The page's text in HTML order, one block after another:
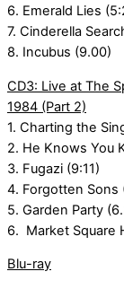
6. Emerald Lies
7. Cinderella
8. Incubus (9.00)
CD3: Live at The
1984 (Part 2)
1. Charting the
2. He Knows You
3. Fugazi (9:11)
4. Forgotten Sons
5. Garden Party
6. Market Square
Blu-ray